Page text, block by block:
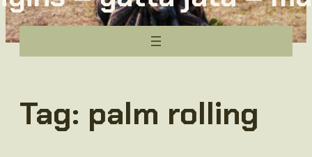
Tag: palm rolling